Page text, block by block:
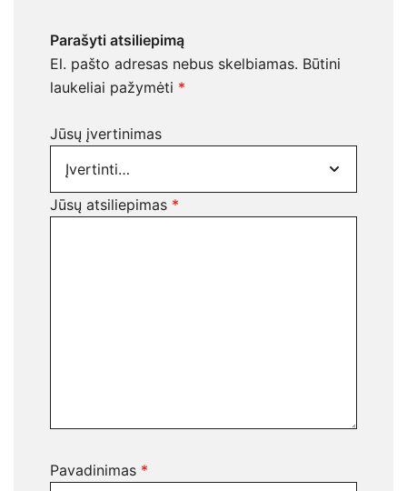
Parašyti atsiliepimą
El. pašto adresas nebus skelbiamas. Būtini
laukeliai pažymėti *
Jūsų įvertinimas
Jūsų atsiliepimas *
Pavadinimas *